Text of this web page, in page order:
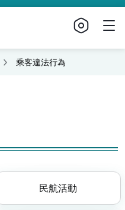
乘客違法行為
民航活動